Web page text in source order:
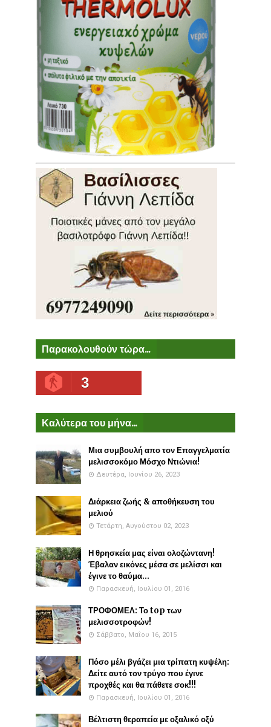
Παρακολουθούν τώρα...
3
Καλύτερα του μήνα...
Μια συμβουλή απο τον Επαγγελματία
μελισσοκόμο Μόσχο Ντιώνια!
Δευτέρα, Ιουνίου 26, 2023
Διάρκεια ζωής & αποθήκευση του
μελιού
Τετάρτη, Αυγούστου 02, 2023
Η θρησκεία μας είναι ολοζώντανη!
Έβαλαν εικόνες μέσα σε μελίσσι και
έγινε το θαύμα...
Παρασκευή, Ιουλίου 01, 2016
ΤΡΟΦΟΜΕΛ: Το top των
μελισσοτροφών!
Σάββατο, Μαΐου 16, 2015
Πόσο μέλι βγάζει μια τρίπατη κυψέλη:
Δείτε αυτό τον τρύγο που έγινε
προχθές και θα πάθετε σοκ!!!
Παρασκευή, Ιουλίου 01, 2016
Βέλτιστη θεραπεία με οξαλικό οξύ